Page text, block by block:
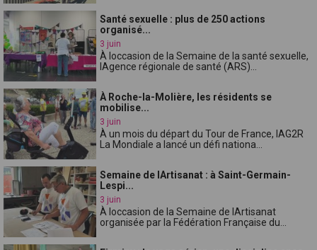
Santé sexuelle : plus de 250 actions
organisé...
3 juin
À loccasion de la Semaine de la santé sexuelle,
lAgence régionale de santé (ARS)...
À Roche-la-Molière, les résidents se
mobilise...
3 juin
À un mois du départ du Tour de France, lAG2R
La Mondiale a lancé un défi nationa...
Semaine de lArtisanat : à Saint-Germain-
Lespi...
3 juin
À loccasion de la Semaine de lArtisanat
organisée par la Fédération Française du...